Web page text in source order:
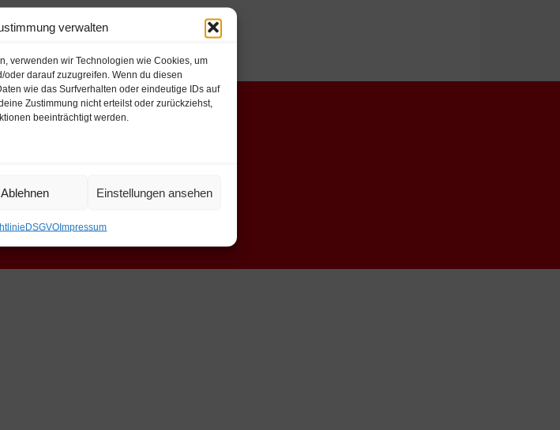
verwalten
verwenden wir Technologien wie Cookies, um
darauf zuzugreifen. Wenn du diesen
wie das Surfverhalten oder eindeutige IDs auf
Zustimmung nicht erteilst oder zurückziehst,
beeinträchtigt werden.
Ablehnen Einstellungen ansehen
DSGVOImpressum